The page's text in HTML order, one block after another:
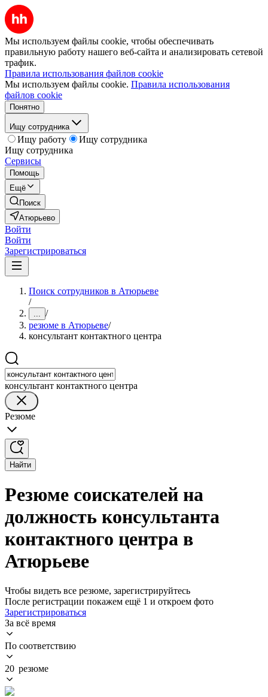
Мы используем файлы cookie, чтобы обеспечивать
правильную работу нашего веб-сайта и анализировать сетевой
трафик.
Правила использования файлов cookie
Мы используем файлы cookie. Правила использования
файлов cookie
Понятно
Ищу сотрудника
Ищу работу
Ищу сотрудника
Ищу сотрудника
Сервисы
Помощь
Ещё
Поиск
Атюрьево
Войти
Войти
Зарегистрироваться
Поиск сотрудников в Атюрьеве
/
... /
резюме в Атюрьеве/
консультант контактного центра
консультант контактного центра
Резюме
Найти
Резюме соискателей на
должность консультанта
контактного центра в
Атюрьеве
Чтобы видеть все резюме, зарегистрируйтесь
После регистрации покажем ещё 1 и откроем фото
Зарегистрироваться
За всё время
По соответствию
20 резюме